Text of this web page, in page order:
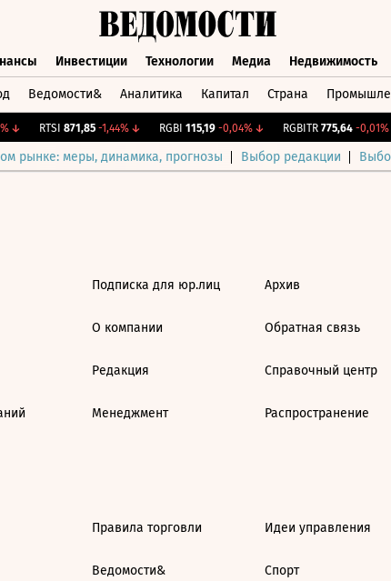
Инвестиции Технологии Медиа Недвижимость
Ведомости& Аналитика Капитал Страна
↓ RTSI 871,85 -1,44%↓ RGBI 115,19 -0,04%↓ RGBITR 775,64 -0,01%
рынке: меры, динамика, прогнозы Выбор редакции
Подписка для юр.лиц
О компании
Редакция
Менеджмент
Архив
Обратная связь
Справочный центр
Распространение
Правила торговли
Ведомости&
Идеи управления
Спорт